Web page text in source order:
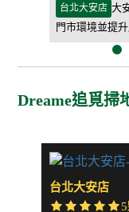
台北大安店 大
門市環境並提
Dreame追覓掃
台北大安店